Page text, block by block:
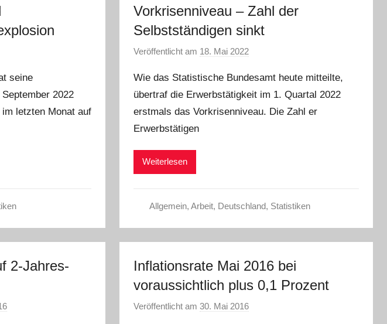
seine
2022
letzten Monat auf
Vorkrisenniveau – Zahl der
Selbstständigen sinkt
Veröffentlicht am 18. Mai 2022v
n
a
d
Wie das Statistische Bundesamt heute mitteilte,
übertraf die Erwerbstätigkeit im 1. Quartal 2022
erstmals das Vorkrisenniveau. Die Zahl er
Erwerbstätigen
Weiterlesen
Allgemein,Arbeit, Deutschland, Statistiken
2-Jahres-
v
Inflationsrate Mai 2016 bei
voraussichtlich plus 0,1 Prozent
Veröffentlicht am 30. Mai 2016v